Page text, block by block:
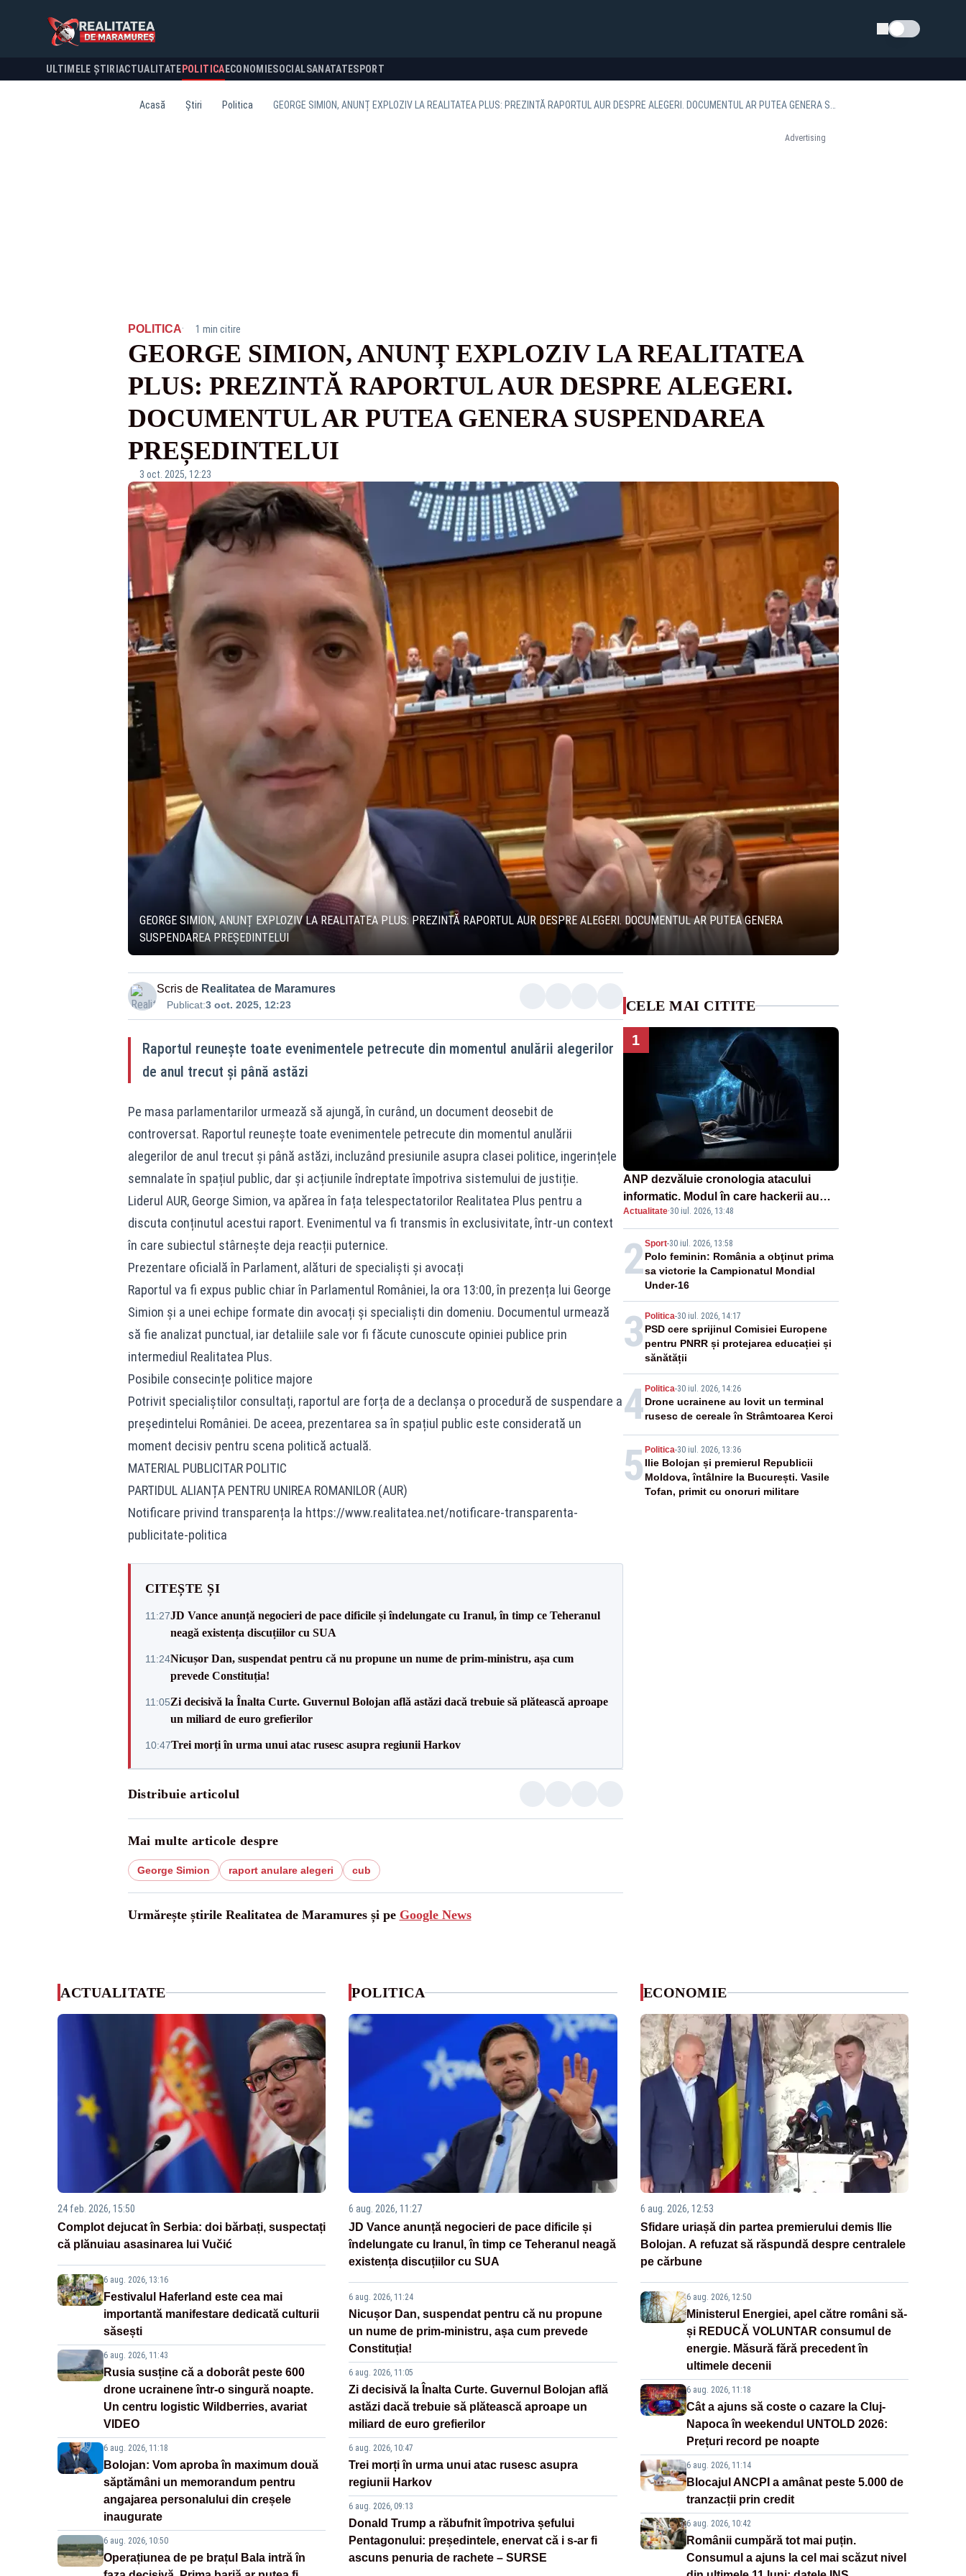
Schimba tema
ULTIMELE ȘTIRI ACTUALITATE POLITICA ECONOMIESOCIALSANATATESPORT
Acasă Știri Politica
Advertising
POLITICA· 1 min citire
GEORGE SIMION, ANUNȚ EXPLOZIV LA REALITATEA
PLUS: PREZINTĂ RAPORTUL AUR DESPRE ALEGERI.
DOCUMENTUL AR PUTEA GENERA SUSPENDAREA
PREȘEDINTELUI
3 oct. 2025, 12:23
GEORGE SIMION, ANUNȚ EXPLOZIV LA REALITATEA PLUS: PREZINTĂ RAPORTUL AUR DESPRE ALEGERI. DOCUMENTUL AR PUTEA GENERA
SUSPENDAREA PREȘEDINTELUI
Scris de Realitatea de Maramures
Publicat:3 oct. 2025, 12:23
Raportul reunește toate evenimentele petrecute din momentul anulării alegerilor
de anul trecut și până astăzi
Pe masa parlamentarilor urmează să ajungă, în curând, un document deosebit de
controversat. Raportul reunește toate evenimentele petrecute din momentul anulării
alegerilor de anul trecut și până astăzi, incluzând presiunile asupra clasei politice, ingerințele
semnalate în spațiul public, dar și acțiunile îndreptate împotriva sistemului de justiție.
Liderul AUR, George Simion, va apărea în fața telespectatorilor Realitatea Plus pentru a
discuta conținutul acestui raport. Evenimentul va fi transmis în exclusivitate, într-un context
în care subiectul stârnește deja reacții puternice.
Prezentare oficială în Parlament, alături de specialiști și avocați
Raportul va fi expus public chiar în Parlamentul României, la ora 13:00, în prezența lui George
Simion și a unei echipe formate din avocați și specialiști din domeniu. Documentul urmează
să fie analizat punctual, iar detaliile sale vor fi făcute cunoscute opiniei publice prin
intermediul Realitatea Plus.
Posibile consecințe politice majore
Potrivit specialiștilor consultați, raportul are forța de a declanșa o procedură de suspendare a
președintelui României. De aceea, prezentarea sa în spațiul public este considerată un
moment decisiv pentru scena politică actuală.
MATERIAL PUBLICITAR POLITIC
PARTIDUL ALIANȚA PENTRU UNIREA ROMANILOR (AUR)
Notificare privind transparența la https://www.realitatea.net/notificare-transparenta-
publicitate-politica
CITEȘTE ȘI
11:27JD Vance anunță negocieri de pace dificile și îndelungate cu Iranul, în timp ce Teheranul
neagă existența discuțiilor cu SUA
11:24Nicușor Dan, suspendat pentru că nu propune un nume de prim-ministru, așa cum
prevede Constituția!
11:05Zi decisivă la Înalta Curte. Guvernul Bolojan află astăzi dacă trebuie să plătească aproape
un miliard de euro grefierilor
10:47Trei morți în urma unui atac rusesc asupra regiunii Harkov
Distribuie articolul
Mai multe articole despre
George Simion raport anulare alegeri cub
Urmărește știrile Realitatea de Maramures și pe Google News
CELE MAI CITITE
1
ANP dezvăluie cronologia atacului
informatic. Modul în care hackerii au
pătruns în rețea rămâne necunoscut
Actualitate·30 iul. 2026, 13:48
2Sport-30 iul. 2026, 13:58
Polo feminin: România a obţinut prima
sa victorie la Campionatul Mondial
Under-16
3 Politica-30 iul. 2026, 14:17
PSD cere sprijinul Comisiei Europene
pentru PNRR și protejarea educației și
sănătății
4 Politica-30 iul. 2026, 14:26
Drone ucrainene au lovit un terminal
rusesc de cereale în Strâmtoarea Kerci
5 Politica-30 iul. 2026, 13:36
Ilie Bolojan și premierul Republicii
Moldova, întâlnire la București. Vasile
Tofan, primit cu onoruri militare
ACTUALITATE
24 feb. 2026, 15:50
Complot dejucat în Serbia: doi bărbați, suspectați
că plănuiau asasinarea lui Vučić
6 aug. 2026, 13:16
Festivalul Haferland este cea mai
importantă manifestare dedicată culturii
săsești
6 aug. 2026, 11:43
Rusia susține că a doborât peste 600
drone ucrainene într-o singură noapte.
Un centru logistic Wildberries, avariat
VIDEO
6 aug. 2026, 11:18
Bolojan: Vom aproba în maximum două
săptămâni un memorandum pentru
angajarea personalului din creșele
inaugurate
6 aug. 2026, 10:50
Operațiunea de pe brațul Bala intră în
POLITICA
6 aug. 2026, 11:27
JD Vance anunță negocieri de pace dificile și
îndelungate cu Iranul, în timp ce Teheranul neagă
existența discuțiilor cu SUA
6 aug. 2026, 11:24
Nicușor Dan, suspendat pentru că nu propune
un nume de prim-ministru, așa cum prevede
Constituția!
6 aug. 2026, 11:05
Zi decisivă la Înalta Curte. Guvernul Bolojan află
astăzi dacă trebuie să plătească aproape un
miliard de euro grefierilor
6 aug. 2026, 10:47
Trei morți în urma unui atac rusesc asupra
regiunii Harkov
6 aug. 2026, 09:13
Donald Trump a răbufnit împotriva șefului
Pentagonului: președintele, enervat că i s-ar fi
ascuns penuria de rachete – SURSE
ECONOMIE
6 aug. 2026, 12:53
Sfidare uriașă din partea premierului demis Ilie
Bolojan. A refuzat să răspundă despre centralele
pe cărbune
6 aug. 2026, 12:50
Ministerul Energiei, apel către români să-
și REDUCĂ VOLUNTAR consumul de
energie. Măsură fără precedent în
ultimele decenii
6 aug. 2026, 11:18
Cât a ajuns să coste o cazare la Cluj-
Napoca în weekendul UNTOLD 2026:
Prețuri record pe noapte
6 aug. 2026, 11:14
Blocajul ANCPI a amânat peste 5.000 de
tranzacții prin credit
6 aug. 2026, 10:42
Românii cumpără tot mai puțin.
Consumul a ajuns la cel mai scăzut nivel